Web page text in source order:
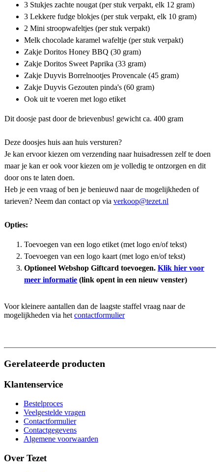
3 Stukjes zachte nougat (per stuk verpakt, elk 12 gram)
3 Lekkere fudge blokjes (per stuk verpakt, elk 10 gram)
2 Mini stroopwafeltjes (per stuk verpakt)
Melk chocolade karamel wafeltje (per stuk verpakt)
Zakje Doritos Honey BBQ (30 gram)
Zakje Doritos Sweet Paprika (33 gram)
Zakje Duyvis Borrelnootjes Provencale (45 gram)
Zakje Duyvis Gezouten pinda's (60 gram)
Ook uit te voeren met logo etiket
Dit doosje past door de brievenbus! gewicht ca. 400 gram
Deze doosjes huis aan huis versturen?
Je kan ervoor kiezen om verzending naar huisadressen zelf te doen
maar je kan er ook voor kiezen om je volledig te ontzorgen en dit
door ons te laten doen.
Heb je een vraag of ben je benieuwd naar de mogelijkheden of
tarieven? Neem dan contact op via verkoop@tezet.nl
Opties:
Toevoegen van een logo etiket (met logo en/of tekst)
Toevoegen van een logo kaart (met logo en/of tekst)
Optioneel Webshop Giftcard toevoegen. Klik hier voor
meer informatie (link opent in een nieuw venster)
Voor kleinere aantallen dan de laagste staffel vraag naar de
mogelijkheden via hetcontactformulier
Gerelateerde producten
Klantenservice
Bestelproces
Veelgestelde vragen
Contactformulier
Contactgegevens
Algemene voorwaarden
Over Tezet